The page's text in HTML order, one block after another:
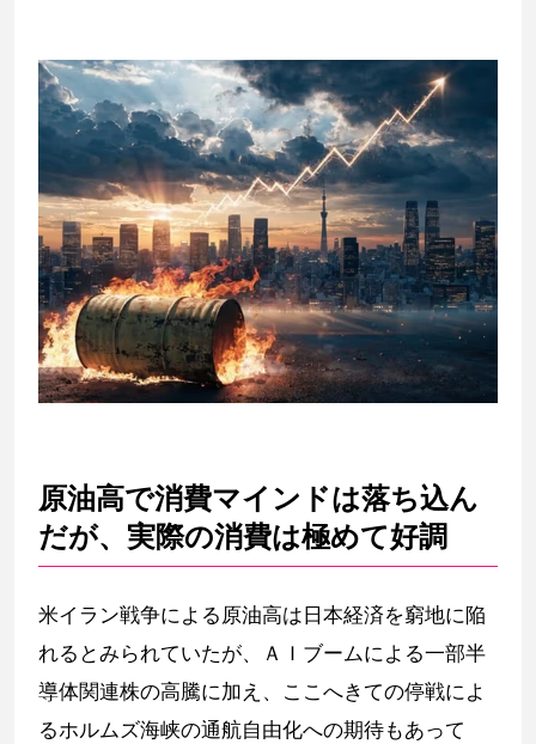
原油高で消費マインドは落ち込ん
だが、実際の消費は極めて好調
米イラン戦争による原油高は日本経済を窮地に陥
れるとみられていたが、ＡＩブームによる一部半
導体関連株の高騰に加え、ここへきての停戦によ
るホルムズ海峡の通航自由化への期待もあって